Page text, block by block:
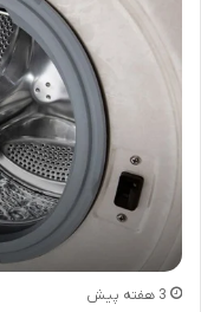
3 هفته پیش